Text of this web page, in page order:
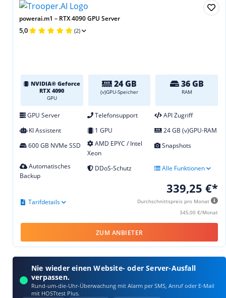
powerai.m1 – RTX 4090 GPU Server
5,0 (2)
NVIDIA® Geforce
RTX 4090
GPU
24 GB
(v)GPU-Speicher
36 GB
RAM
GPU Server Telefonsupport
API Zugriff
KI Assistent
1 GPU
24 GB (v)GPU-RAM
600 GB NVMe SSD
AMD EPYC / Intel
Xeon
Snapshots
Automatisches
Backup
DDoS-Schutz Alle Funktionen
339,25 €*
Durchschnittspreis pro Monat
345,00 €/Monat
Tarifdetails
ZUM ANBIETER
Nie wieder einen Website- oder Server-Ausfall
verpassen.
Rund-um-die-Uhr-Überwachung mit Alarm per SMS, Anruf oder E‑Mail
mit HOSTtest Plus.